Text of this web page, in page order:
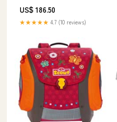
NewCategories/Valves/Ball
valve/Electric/2-
Way/PVC/Fail-Safe
US$ 186.50
★★★★★ 4.7 (10 reviews)